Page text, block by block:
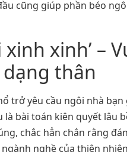
cũng giúp phần béo
xinh’ –
thân
trở yêu cầu ngôi nhà
bài toán kiên quyết lâu
chắc hẳn chắn rằng
nghề của thiên